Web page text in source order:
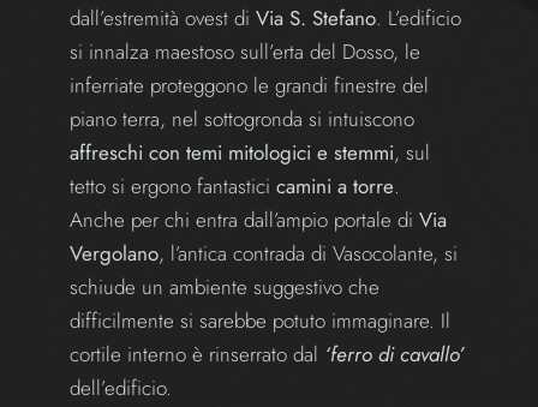
dall’estremità ovest diVia S. Stefano. L’edificio
si innalza maestoso sull’erta del Dosso, le
inferriate proteggono le grandi finestre del
piano terra, nel sottogronda si intuiscono
affreschi con temi mitologici e stemmi, sul
tetto si ergono fantasticicamini a torre.
Anche per chi entra dall’ampio portale diVia
Vergolano, l’antica contrada di Vasocolante, si
schiude un ambiente suggestivo che
difficilmente si sarebbe potuto immaginare. Il
cortile interno è rinserrato dal ‘ferro di cavallo’
dell’edificio.